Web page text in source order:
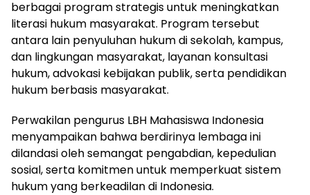
berbagai program strategis untuk meningkatkan
literasi hukum masyarakat. Program tersebut
antara lain penyuluhan hukum di sekolah, kampus,
dan lingkungan masyarakat, layanan konsultasi
hukum, advokasi kebijakan publik, serta pendidikan
hukum berbasis masyarakat.
Perwakilan pengurus LBH Mahasiswa Indonesia
menyampaikan bahwa berdirinya lembaga ini
dilandasi oleh semangat pengabdian, kepedulian
sosial, serta komitmen untuk memperkuat sistem
hukum yang berkeadilan di Indonesia.